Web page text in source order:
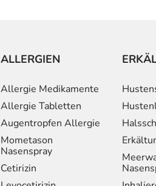
ALLERGIEN
Allergie Medikamente
Allergie Tabletten
Augentropfen Allergie
Mometason
Nasenspray
Cetirizin